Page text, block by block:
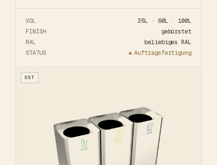
VOL
35L · 60L · 100L
FINISH
gebürstet
RAL
beliebiges RAL
STATUS
Auftragsfertigung
SST